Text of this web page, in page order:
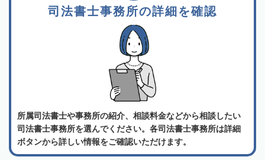
司法書士事務所の詳細を確認
所属司法書士や事務所の紹介、相談料金などから相談したい
司法書士事務所を選んでください。各司法書士事務所は詳細
ボタンから詳しい情報をご確認いただけます。